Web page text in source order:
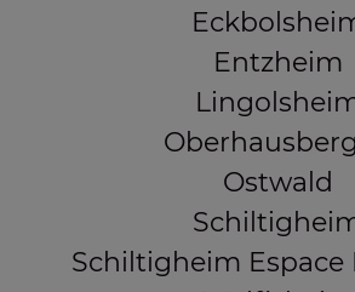
Entzheim
Ostwald
Schiltigheim Espace